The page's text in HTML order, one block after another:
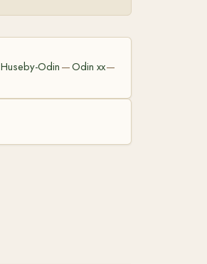
Huseby-Odin —Odin xx—